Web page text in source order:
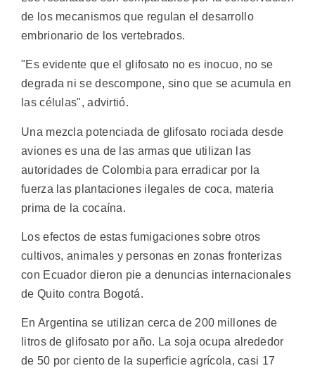
de los mecanismos que regulan el desarrollo
embrionario de los vertebrados.
"Es evidente que el glifosato no es inocuo, no se
degrada ni se descompone, sino que se acumula en
las células", advirtió.
Una mezcla potenciada de glifosato rociada desde
aviones es una de las armas que utilizan las
autoridades de Colombia para erradicar por la
fuerza las plantaciones ilegales de coca, materia
prima de la cocaína.
Los efectos de estas fumigaciones sobre otros
cultivos, animales y personas en zonas fronterizas
con Ecuador dieron pie a denuncias internacionales
de Quito contra Bogotá.
En Argentina se utilizan cerca de 200 millones de
litros de glifosato por año. La soja ocupa alrededor
de 50 por ciento de la superficie agrícola, casi 17